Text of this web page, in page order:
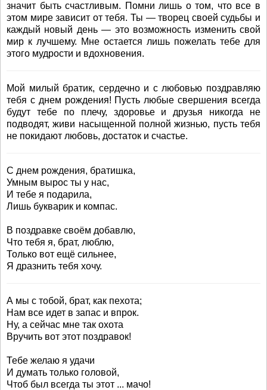
значит быть счастливым. Помни лишь о том, что все в
этом мире зависит от тебя. Ты — творец своей судьбы и
каждый новый день — это возможность изменить свой
мир к лучшему. Мне остается лишь пожелать тебе для
этого мудрости и вдохновения.
Мой милый братик, сердечно и с любовью поздравляю
тебя с днем рождения! Пусть любые свершения всегда
будут тебе по плечу, здоровье и друзья никогда не
подводят, живи насыщенной полной жизнью, пусть тебя
не покидают любовь, достаток и счастье.
С днем рождения, братишка,
Умным вырос ты у нас,
И тебе я подарила,
Лишь букварик и компас.
В поздравке своём добавлю,
Что тебя я, брат, люблю,
Только вот ещё сильнее,
Я дразнить тебя хочу.
А мы с тобой, брат, как пехота;
Нам все идет в запас и впрок.
Ну, а сейчас мне так охота
Вручить вот этот поздравок!
Тебе желаю я удачи
И думать только головой,
Чтоб был всегда ты этот ... мачо!